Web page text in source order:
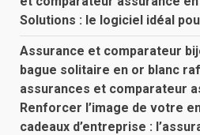
Solutions : le logiciel idéal
Assurance et comparateur
bague solitaire en or blanc
assurances et comparateur
Renforcer l’image de votre
cadeaux d’entreprise :